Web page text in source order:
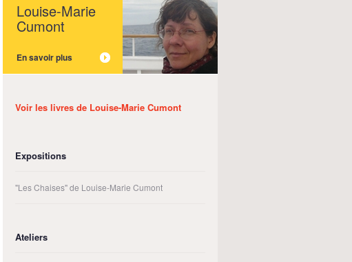
Louise-Marie
Cumont
En savoir plus
Voir les livres de Louise-Marie Cumont
Expositions
"Les Chaises" de Louise-Marie Cumont
Ateliers